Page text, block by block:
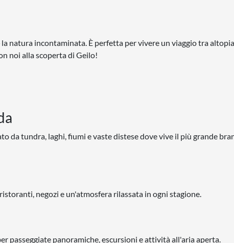
natura incontaminata. È perfetta per vivere un viaggio tra
noi alla scoperta di Geilo!
da tundra, laghi, fiumi e vaste distese dove vive il più grande
negozi e un'atmosfera rilassata in ogni stagione.
passeggiate panoramiche, escursioni e attività all'aria aperta.